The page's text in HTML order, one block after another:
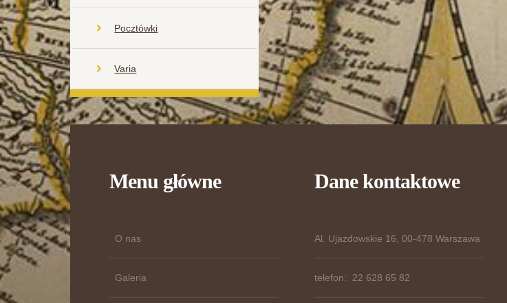
Pocztówki
Varia
Menu główne
O nas
Galeria
Dane kontaktowe
Al. Ujazdowskie 16, 00-478 Warszawa
telefon: 22 628 65 82